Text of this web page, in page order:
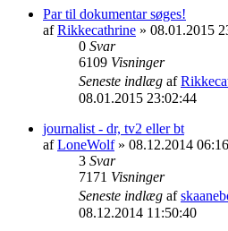
Par til dokumentar søges!
afRikkecathrine » 08.01.2015
0 Svar
6109 Visninger
Seneste indlæg af
08.01.2015 23:02:44
journalist - dr, tv2 eller bt
afLoneWolf» 08.12.2014
3 Svar
7171 Visninger
Seneste indlæg af
08.12.2014 11:50:40